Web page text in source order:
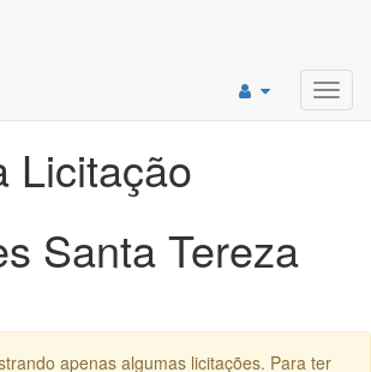
Licitação
Santa Tereza
apenas algumas licitações. Para ter